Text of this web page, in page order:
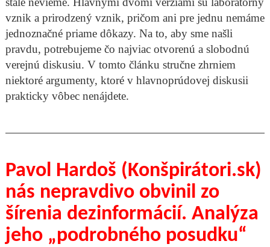
vznik a prirodzený vznik, pričom ani pre jednu nemáme
jednoznačné priame dôkazy. Na to, aby sme našli
pravdu, potrebujeme čo najviac otvorenú a slobodnú
verejnú diskusiu. V tomto článku stručne zhrniem
niektoré argumenty, ktoré v hlavnoprúdovej diskusii
prakticky vôbec nenájdete.
Pavol Hardoš (Konšpirátori.sk)
nás nepravdivo obvinil zo
šírenia dezinformácií. Analýza
jeho „podrobného posudku“